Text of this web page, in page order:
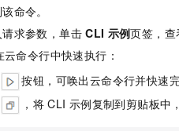
命令。
求参数，单击 CLI 示例页签，查
云命令行中快速执行：
按钮，可唤出云命令行并快速
，将 CLI 示例复制到剪贴板中